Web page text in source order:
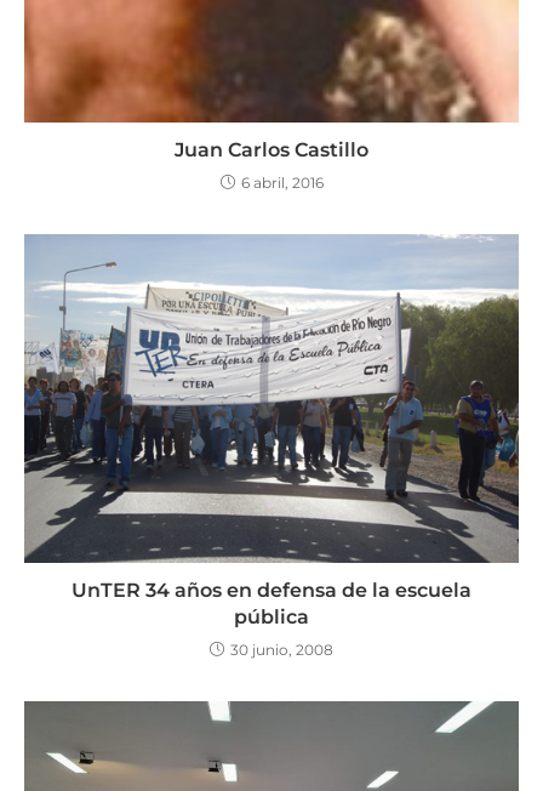
Juan Carlos Castillo
6 abril, 2016
UnTER 34 años en defensa de la escuela
pública
30 junio, 2008